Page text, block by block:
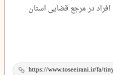
در مرجع قضایی استان